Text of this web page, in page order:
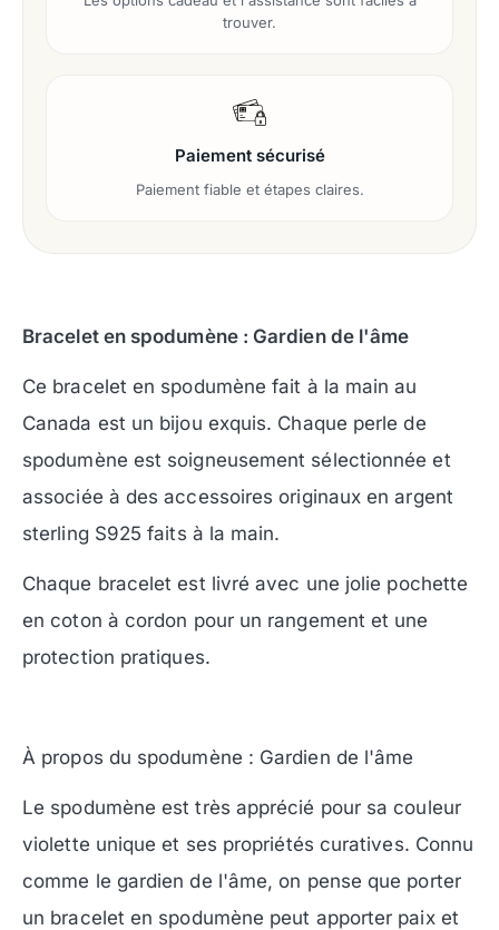
trouver.
Paiement sécurisé
Paiement fiable et étapes claires.
Bracelet en spodumène : Gardien de l'âme
Ce bracelet en spodumène fait à la main au
Canada est un bijou exquis. Chaque perle de
spodumène est soigneusement sélectionnée et
associée à des accessoires originaux en argent
sterling S925 faits à la main.
Chaque bracelet est livré avec une jolie pochette
en coton à cordon pour un rangement et une
protection pratiques.
À propos du spodumène : Gardien de l'âme
Le spodumène est très apprécié pour sa couleur
violette unique et ses propriétés curatives. Connu
comme le gardien de l'âme, on pense que porter
un bracelet en spodumène peut apporter paix et